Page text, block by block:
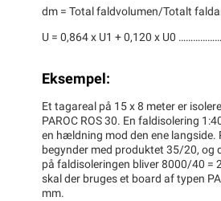
dm = Total faldvolumen/Totalt
U = 0,864 x U1 + 0,120 x U0
Eksempel:
Et tagareal på 15 x 8 meter er
PAROC ROS 30. En faldisolering
en hældning mod den ene langside.
begynder med produktet 35/20, og
på faldisoleringen bliver 8000/40 =
skal der bruges et board af typen
mm.